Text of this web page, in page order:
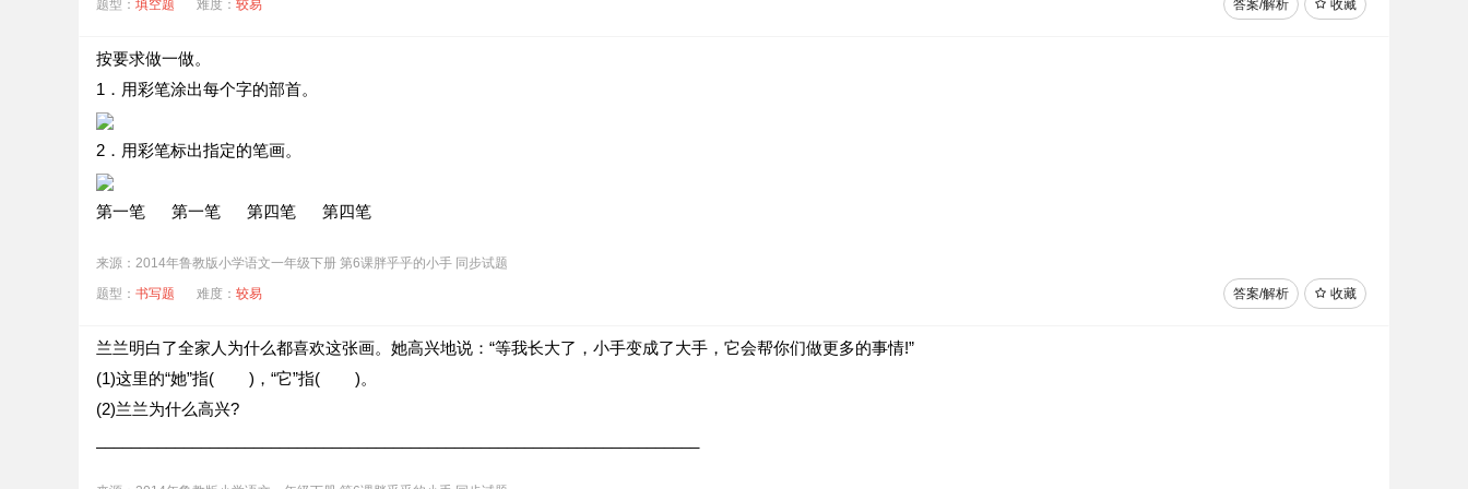
题型： 填空题 难度： 较易 收藏
答案/解析
按要求做一做。
1．用彩笔涂出每个字的部首。
2．用彩笔标出指定的笔画。
第一笔 第一笔 第四笔 第四笔
来源：2014年鲁教版小学语文一年级下册 第6课胖乎乎的小手 同步试题
题型： 书写题 难度： 较易 收藏
答案/解析
兰兰明白了全家人为什么都喜欢这张画。她高兴地说：“等我长大了，小手变成了大手，它会帮你们做更多的事情!”
(1)这里的“她”指( )，“它”指( )。
(2)兰兰为什么高兴?